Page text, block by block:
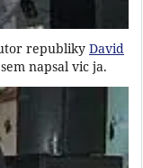
republiky David
napsal vic ja.